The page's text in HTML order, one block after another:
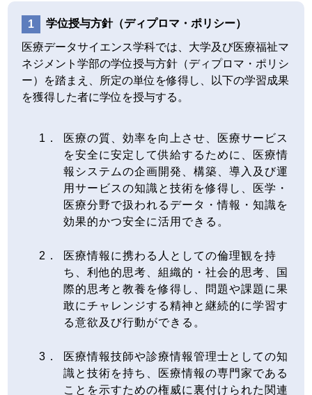
学位授与方針（ディプロマ・ポリシー）
医療データサイエンス学科では、大学及び医療福祉マ
ネジメント学部の学位授与方針（ディプロマ・ポリシ
ー）を踏まえ、所定の単位を修得し、以下の学習成果
を獲得した者に学位を授与する。
医療の質、効率を向上させ、医療サービス
を安全に安定して供給するために、医療情
報システムの企画開発、構築、導入及び運
用サービスの知識と技術を修得し、医学・
医療分野で扱われるデータ・情報・知識を
効果的かつ安全に活用できる。
医療情報に携わる人としての倫理観を持
ち、利他的思考、組織的・社会的思考、国
際的思考と教養を修得し、問題や課題に果
敢にチャレンジする精神と継続的に学習す
る意欲及び行動ができる。
医療情報技師や診療情報管理士としての知
識と技術を持ち、医療情報の専門家である
ことを示すための権威に裏付けられた関連